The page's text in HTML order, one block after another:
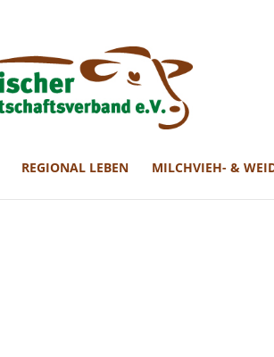
REGIONAL LEBEN MILCHVIEH- &